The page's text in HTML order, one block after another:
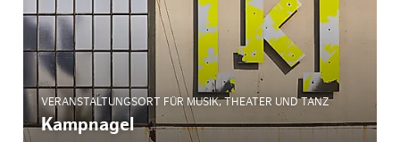
VERANSTALTUNGSORT FÜR MUSIK, THEATER UND TANZ
Kampnagel